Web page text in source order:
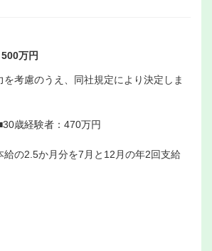
万円
考慮のうえ、同社規定により決定しま
歳経験者：470万円
の2.5か月分を7月と12月の年2回支給